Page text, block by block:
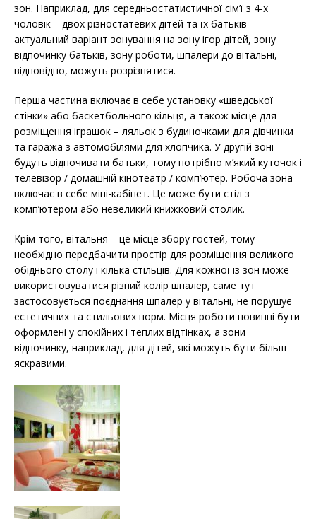
зон. Наприклад, для середньостатистичної сім’ї з 4-х
чоловік – двох різностатевих дітей та їх батьків –
актуальний варіант зонування на зону ігор дітей, зону
відпочинку батьків, зону роботи, шпалери до вітальні,
відповідно, можуть розрізнятися.
Перша частина включає в себе установку «шведської
стінки» або баскетбольного кільця, а також місце для
розміщення іграшок – ляльок з будиночками для дівчинки
та гаража з автомобілями для хлопчика. У другій зоні
будуть відпочивати батьки, тому потрібно м’який куточок і
телевізор / домашній кінотеатр / комп’ютер. Робоча зона
включає в себе міні-кабінет. Це може бути стіл з
комп’ютером або невеликий книжковий столик.
Крім того, вітальня – це місце збору гостей, тому
необхідно передбачити простір для розміщення великого
обіднього столу і кілька стільців. Для кожної із зон може
використовуватися різний колір шпалер, саме тут
застосовується поєднання шпалер у вітальні, не порушує
естетичних та стильових норм. Місця роботи повинні бути
оформлені у спокійних і теплих відтінках, а зони
відпочинку, наприклад, для дітей, які можуть бути більш
яскравими.